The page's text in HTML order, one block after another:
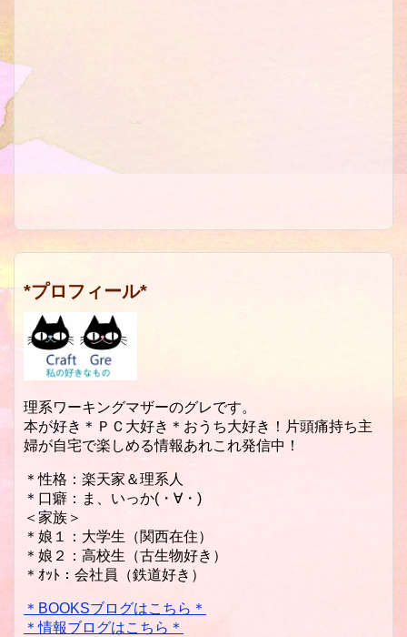
*プロフィール*
理系ワーキングマザーのグレです。
本が好き＊ＰＣ大好き＊おうち大好き！片頭痛持ち主
婦が自宅で楽しめる情報あれこれ発信中！
＊性格：楽天家＆理系人
＊口癖：ま、いっか(・∀・)
＜家族＞
＊娘１：大学生（関西在住）
＊娘２：高校生（古生物好き）
＊ｵｯﾄ：会社員（鉄道好き）
＊BOOKSブログはこちら＊
＊情報ブログはこちら＊